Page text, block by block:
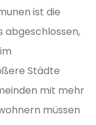
ist die
abgeschlossen,
Städte
mit mehr
müssen